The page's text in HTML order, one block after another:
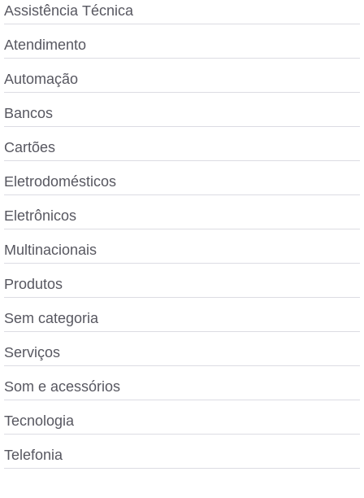
Assistência Técnica
Atendimento
Automação
Bancos
Cartões
Eletrodomésticos
Eletrônicos
Multinacionais
Produtos
Sem categoria
Serviços
Som e acessórios
Tecnologia
Telefonia